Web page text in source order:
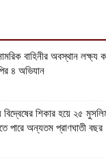
বাহিনীর অবস্থান লক্ষ্য
৪ অভিযান
বিদ্বেষের শিকার হয়ে ২৫
পারে অন্যতম প্রাণঘাতী বছর